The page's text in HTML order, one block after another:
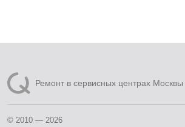
Ремонт в сервисных центрах Москвы
© 2010 — 2026